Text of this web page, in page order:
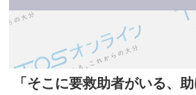
「そこに要救助者がいる、